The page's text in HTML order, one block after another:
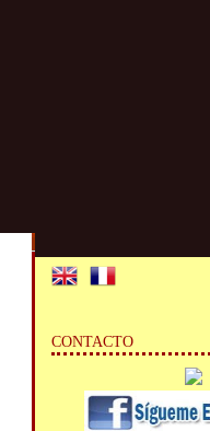
CONTACTO